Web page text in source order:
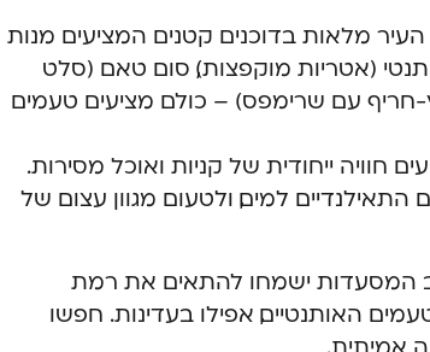
מלאות בדוכנים קטנים המציעים מנות
(אטריות מוקפצות), סום טאם (סלט
חריף עם שרימפס) – כולם מציעים טעמים
חוויה ייחודית של קניות ואוכל מסירות.
למים, ולטעום מגוון עצום של
המסעדות ישמחו להתאים את רמת
האותנטיים, אפילו בעדינות. חפשו
אמיתית.